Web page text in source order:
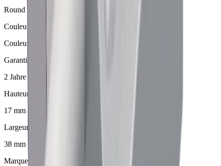
Round HV
Couleur
Couleur alu
Garantie
2 Jahre
Hauteur
17 mm
Largeur
38 mm
Marque de certification